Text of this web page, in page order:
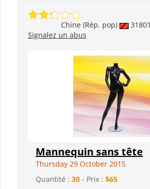
Chine (Rép. pop)
Signalez un abus
Mannequin sans tête
Thursday 29 October 2015
Quantité : 30 - Prix : $65